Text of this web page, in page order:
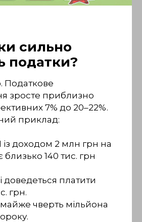
сильно
податки?
Податкове
зросте приблизно
7% до 20–22%.
приклад:
доходом 2 млн грн на
близько 140 тис. грн
доведеться платити
грн.
чверть мільйона